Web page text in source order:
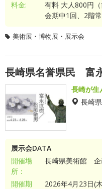
料金:
有料 大人800円
会期中1回、2階
美術展・博物展・展示会
長崎県名誉県民 富
長崎が生
長崎
展示会DATA
開催場
所：
長崎県美術館 企
開催期
2026年4月23日(